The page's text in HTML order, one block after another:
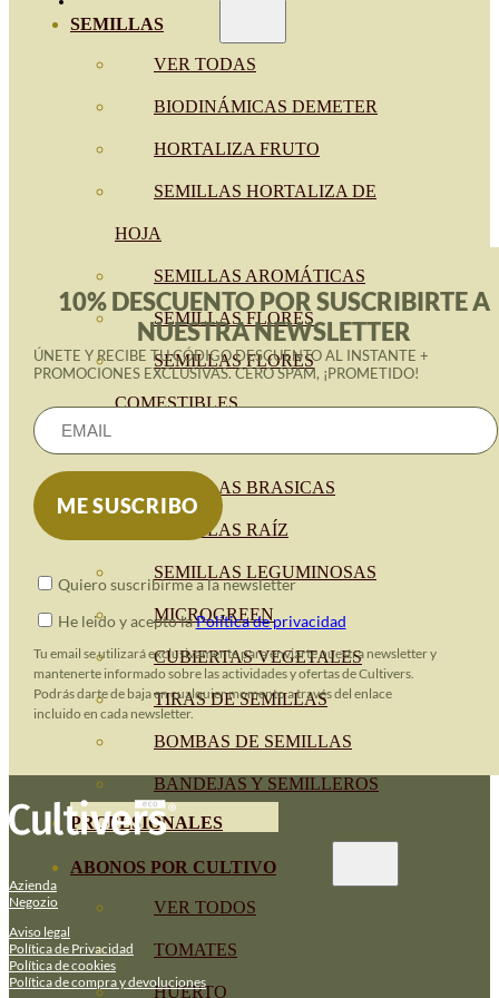
SEMILLAS
VER TODAS
BIODINÁMICAS DEMETER
HORTALIZA FRUTO
SEMILLAS HORTALIZA DE
HOJA
SEMILLAS AROMÁTICAS
SEMILLAS FLORES
SEMILLAS FLORES
COMESTIBLES
SEMILLAS BRASICAS
SEMILLAS RAÍZ
SEMILLAS LEGUMINOSAS
MICROGREEN
CUBIERTAS VEGETALES
TIRAS DE SEMILLAS
BOMBAS DE SEMILLAS
BANDEJAS Y SEMILLEROS
PROFESIONALES
ABONOS POR CULTIVO
VER TODOS
TOMATES
HUERTO
10% DESCUENTO POR SUSCRIBIRTE A
NUESTRA NEWSLETTER
ÚNETE Y RECIBE TU CÓDIGO DESCUENTO AL INSTANTE +
PROMOCIONES EXCLUSIVAS. CERO SPAM, ¡PROMETIDO!
Quiero suscribirme a la newsletter
He leido y acepto laPolítica de privacidad
Tu email se utilizará exclusivamente para enviarte nuestra newsletter y
mantenerte informado sobre las actividades y ofertas de Cultivers.
Podrás darte de baja en cualquier momento a través del enlace
incluido en cada newsletter.
Azienda
Negozio
Aviso legal
Política de Privacidad
Política de cookies
Política de compra y devoluciones